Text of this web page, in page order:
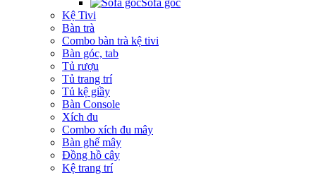
Sofa góc
Kệ Tivi
Bàn trà
Combo bàn trà kệ tivi
Bàn góc, tab
Tủ rượu
Tủ trang trí
Tủ kệ giầy
Bàn Console
Xích đu
Combo xích đu mây
Bàn ghế mây
Đồng hồ cây
Kệ trang trí